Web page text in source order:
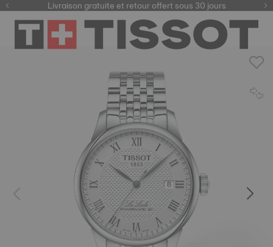
Livraison gratuite et retour offert sous 30 jours